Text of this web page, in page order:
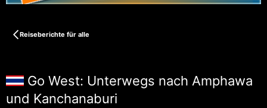
Reiseberichte für alle
Go West: Unterwegs nach Amphawa
und Kanchanaburi